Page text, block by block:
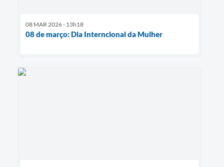
08 MAR 2026 - 13h18
08 de março: Dia Interncional da Mulher